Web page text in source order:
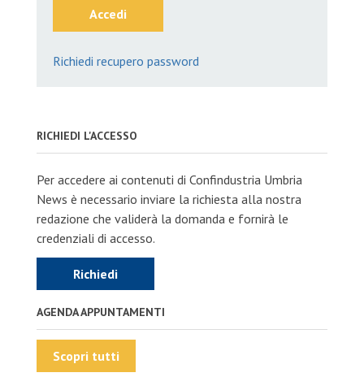
Accedi
Richiedi recupero password
RICHIEDI L'ACCESSO
Per accedere ai contenuti di Confindustria Umbria
News è necessario inviare la richiesta alla nostra
redazione che validerà la domanda e fornirà le
credenziali di accesso.
Richiedi
AGENDA APPUNTAMENTI
Scopri tutti